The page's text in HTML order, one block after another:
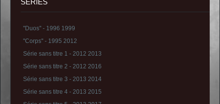
SÉRIES
''Duos'' - 1996 1999
''Corps'' - 1995 2012
Série sans titre 1 - 2012 2013
Série sans titre 2 - 2012 2016
Série sans titre 3 - 2013 2014
Série sans titre 4 - 2013 2015